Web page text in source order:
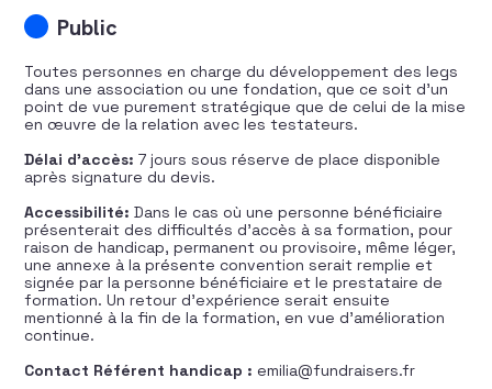
Public
Toutes personnes en charge du développement des legs
dans une association ou une fondation, que ce soit d’un
point de vue purement stratégique que de celui de la mise
en œuvre de la relation avec les testateurs.
Délai d’accès: 7 jours sous réserve de place disponible
après signature du devis.
Accessibilité: Dans le cas où une personne bénéficiaire
présenterait des difficultés d’accès à sa formation, pour
raison de handicap, permanent ou provisoire, même léger,
une annexe à la présente convention serait remplie et
signée par la personne bénéficiaire et le prestataire de
formation. Un retour d’expérience serait ensuite
mentionné à la fin de la formation, en vue d’amélioration
continue.
Contact Référent handicap :emilia@fundraisers.fr